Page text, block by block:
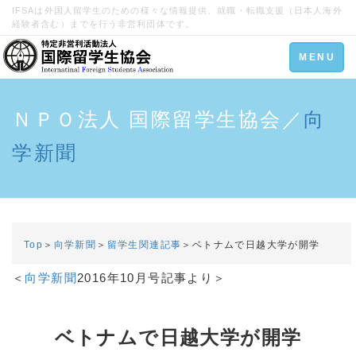
IFSAは外国人留学生のための様々な情報提供、就職・転職支援（日本人海外
経験者含む）までを行う非営利団体です。
Toggle
navigation
MENU
ＮＰＯ法人 国際留学生協会／ 向
学新聞
Top ＞ 向学新聞 ＞ 留学生関連記事 ＞ベトナムで日越大学が開学
＜ 向学新聞2016年10月号記事より＞
ベトナムで日越大学が開学